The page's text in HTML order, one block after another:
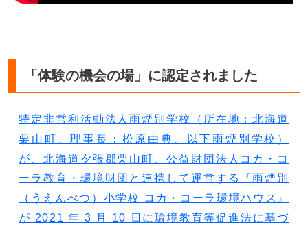
「体験の機会の場」に認定されました
特定非営利活動法人雨煙別学校（所在地：北海道
栗山町、理事長：松原由典、以下雨煙別学校）
が、北海道夕張郡栗山町、公益財団法人コカ・コ
ーラ教育・環境財団と連携して運営する『雨煙別
（うえんべつ）小学校 コカ・コーラ環境ハウス』
が 2021 年 3 月 10 日に環境教育等促進法に基づ